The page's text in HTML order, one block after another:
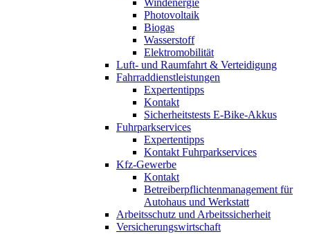
Photovoltaik
Biogas
Wasserstoff
Elektromobilität
Luft- und Raumfahrt & Verteidigung
Fahrraddienstleistungen
Expertentipps
Kontakt
Sicherheitstests E-Bike-Akkus
Fuhrparkservices
Expertentipps
Kontakt Fuhrparkservices
Kfz-Gewerbe
Kontakt
Betreiberpflichtenmanagement für
Autohaus und Werkstatt
Arbeitsschutz und Arbeitssicherheit
Versicherungswirtschaft